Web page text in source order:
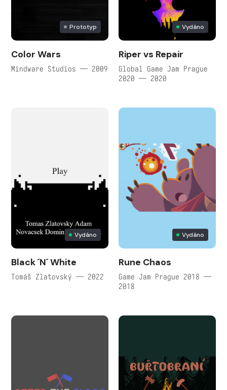
Prototyp
Color Wars
Mindware Studios — 2009
Vydáno
Riper vs Repair
Global Game Jam Prague
2020 — 2020
Vydáno
Black ´N´ White
Tomáš Zlatovský — 2022
Vydáno
Rune Chaos
Game Jam Prague 2018 —
2018